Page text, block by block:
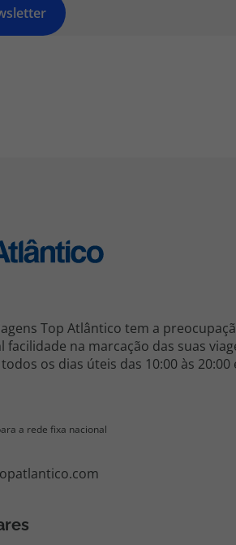
Top Atlântico tem a
facilidade na marcação das suas
os dias úteis das 10:00 às 20:00
a rede fixa nacional